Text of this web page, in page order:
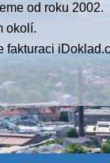
od roku 2002.
okolí.
fakturaci